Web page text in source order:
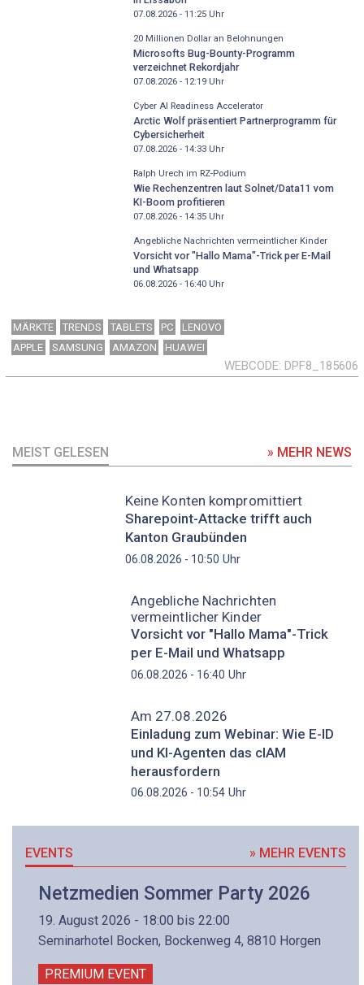
07.08.2026 - 11:25Uhr
20 Millionen Dollar an Belohnungen
Microsofts Bug-Bounty-Programm
verzeichnet Rekordjahr
07.08.2026 - 12:19Uhr
Cyber AI Readiness Accelerator
Arctic Wolf präsentiert Partnerprogramm für
Cybersicherheit
07.08.2026 - 14:33Uhr
Ralph Urech im RZ-Podium
Wie Rechenzentren laut Solnet/Data11 vom
KI-Boom profitieren
07.08.2026 - 14:35Uhr
Angebliche Nachrichten vermeintlicher Kinder
Vorsicht vor "Hallo Mama"-Trick per E-Mail
und Whatsapp
06.08.2026 - 16:40Uhr
MÄRKTE TRENDS TABLETS PC
LENOVO
APPLE
SAMSUNG AMAZON HUAWEI
WEBCODE DPF8_185606
MEIST GELESEN » MEHR NEWS
Keine Konten kompromittiert
Sharepoint-Attacke trifft auch
Kanton Graubünden
06.08.2026 - 10:50 Uhr
Angebliche Nachrichten
vermeintlicher Kinder
Vorsicht vor "Hallo Mama"-Trick
per E-Mail und Whatsapp
06.08.2026 - 16:40 Uhr
Am 27.08.2026
Einladung zum Webinar: Wie E-ID
und KI-Agenten das cIAM
herausfordern
06.08.2026 - 10:54Uhr
EVENTS » MEHR EVENTS
Netzmedien Sommer Party 2026
19. August 2026 - 18:00 bis 22:00
Seminarhotel Bocken, Bockenweg 4, 8810 Horgen
PREMIUM EVENT